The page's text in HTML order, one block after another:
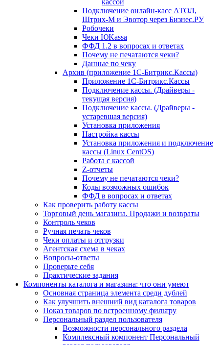
кассой
Подключение онлайн-касс АТОЛ,
Штрих-М и Эвотор через Бизнес.РУ
Робочеки
Чеки ЮKassa
ФФД 1.2 в вопросах и ответах
Почему не печатаются чеки?
Данные по чеку
Архив (приложение 1С-Битрикс.Кассы)
Приложение 1С-Битрикс.Кассы
Подключение кассы. (Драйверы -
текущая версия)
Подключение кассы. (Драйверы -
устаревшая версия)
Установка приложения
Настройка кассы
Установка приложения и подключение
кассы (Linux CentOS)
Работа с кассой
Z-отчеты
Почему не печатаются чеки?
Коды возможных ошибок
ФФД в вопросах и ответах
Как проверить работу кассы
Торговый день магазина. Продажи и возвраты
Контроль чеков
Ручная печать чеков
Чеки оплаты и отгрузки
Агентская схема в чеках
Вопросы-ответы
Проверьте себя
Практические задания
Компоненты каталога и магазина: что они умеют
Основная страница элемента среди дублей
Как улучшить внешний вид каталога товаров
Показ товаров по встроенному фильтру
Персональный раздел пользователя
Возможности персонального раздела
Комплексный компонент Персональный